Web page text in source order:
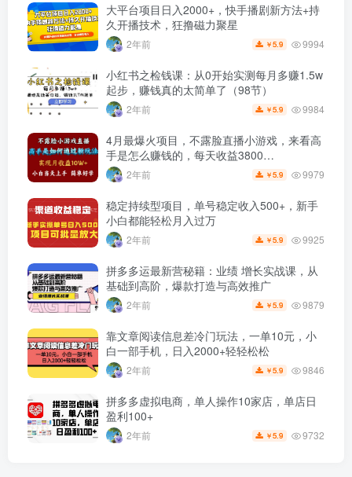
大平台项目日入2000+，快手播剧新方法+持
久开播技术，狂撸磁力聚星
2年前 ￥5.9 9994
小红书之检钱课：从0开始实测每月多赚1.5w
起步，赚钱真的太简单了（98节）
2年前 ￥5.9 9984
4月最爆火项目，不露脸直播小游戏，来看高
手是怎么赚钱的，每天收益3800…
2年前 ￥5.9 9979
稳定持续型项目，单号稳定收入500+，新手
小白都能轻松月入过万
2年前 ￥5.9 9925
拼多多运最新营秘籍：业绩 增长实战课，从
基础到高阶，爆款打造与高效推广
2年前 ￥5.9 9879
靠文章阅读信息差冷门玩法，一单10元，小
白一部手机，日入2000+轻轻松松
2年前 ￥5.9 9846
拼多多虚拟电商，单人操作10家店，单店日
盈利100+
2年前 ￥5.9 9732